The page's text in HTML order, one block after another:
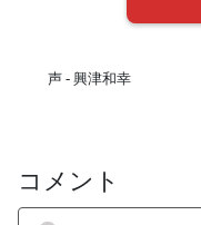
声 - 興津和幸
コメント